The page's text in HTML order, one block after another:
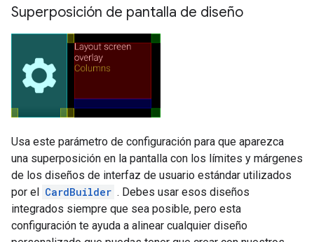
Superposición de pantalla de diseño
Usa este parámetro de configuración para que aparezca
una superposición en la pantalla con los límites y márgenes
de los diseños de interfaz de usuario estándar utilizados
por el CardBuilder . Debes usar esos diseños
integrados siempre que sea posible, pero esta
configuración te ayuda a alinear cualquier diseño